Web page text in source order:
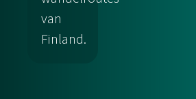
van
Finland.